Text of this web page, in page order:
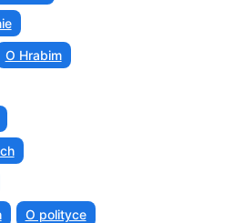
O Hrabim
O polityce